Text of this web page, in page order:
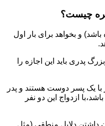
چیست؟
باشد) و بخواهد برای بار اول
پدری باید این اجازه را
با یک پسر دوست هستند و پدر
ازدواج این دو نفر
داشتن دلایل منطقی (مثل